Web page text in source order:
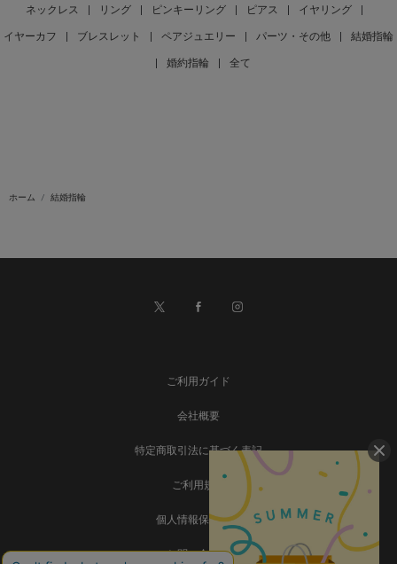
ネックレス リング ピンキーリング ピアス イヤリング
イヤーカフ ブレスレット ペアジュエリー パーツ・その他 結婚指輪
婚約指輪 全て
ホーム 結婚指輪
ご利用ガイド
会社概要
特定商取引法に基づく表記
ご利用規約
個人情報保護方針
お問い合わせ